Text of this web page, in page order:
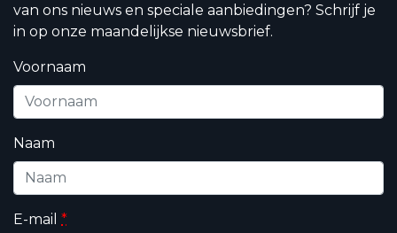
van ons nieuws en speciale aanbiedingen? Schrijf je
in op onze maandelijkse nieuwsbrief.
Voornaam
Naam
E-mail *